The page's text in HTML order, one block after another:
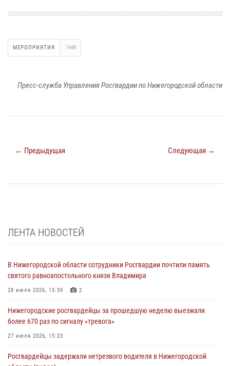
МЕРОПРИЯТИЯ 1449
Пресс-служба Управления Росгвардии по Нижегородской области
← Предыдущая Следующая →
ЛЕНТА НОВОСТЕЙ
В Нижегородской области сотрудники Росгвардии почтили память
святого равноапостольного князя Владимира
28 июля 2026, 15:39 2
Нижегородские росгвардейцы за прошедшую неделю выезжали
более 670 раз по сигналу «тревога»
27 июля 2026, 15:23
Росгвардейцы задержали нетрезвого водителя в Нижегородской